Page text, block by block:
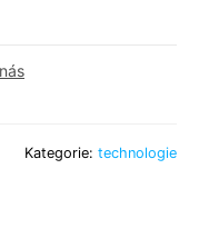
Kategorie: technologie